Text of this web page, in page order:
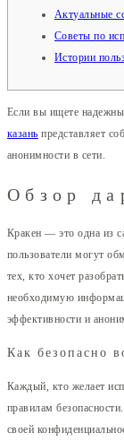
Актуальные
Советы по
Истории
Если вы ищете
казань представляет
анонимности в сети.
Обзор
Кракен — это одна из
пользователи могут
тех, кто хочет
необходимую
эффективности и
Как безопасно
Каждый, кто желает
правилам
своей